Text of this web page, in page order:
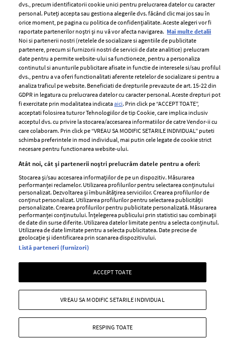
10 moduri simple prin care îți poți
detoxifia organismul în fiecare zi
HEALTH & DIET 22 iulie 2026
Probabil când te gândești la detoxifiere te gândești
automat la sucuri sau tot felul de diete, însă nu este
nevoie de măsuri atât de drastice pentru a-ți ajuta
organismul, așa că ți-am pregătit 10 metode pe care le
poți încerca.
+ MAI MULTE
MAI MULTE ARTICOLE
ABONEAZĂ-TE LA NEWSLETTER
dvs., precum identificatorii cookie unici pentru prelucrarea datelor cu caracter
personal. Puteți accepta sau gestiona alegerile dvs. făcând clic mai jos sau în
orice moment, pe pagina cu politica de confidențialitate. Aceste alegeri vor fi
raportate partenerilor noștri și nu vă vor afecta navigarea. Mai multe detalii
Noi si partenerii nostri (retelele de socializare si agentiile de publicitate
partenere, precum si furnizorii nostri de servicii de date analitice) prelucram
date pentru a permite website-ului sa functioneze, pentru a personaliza
continutul si anunturile publicitare afisate in functie de interesele si/sau profilul
dvs., pentru a va oferi functionalitati aferente retelelor de socializare si pentru a
analiza traficul pe website. Beneficiati de drepturile prevazute de art. 15-22 din
GDPR in legatura cu prelucrarea datelor cu caracter personal. Aceste drepturi pot
fi exercitate prin modalitatea indicataaici. Prin click pe “ACCEPT TOATE”,
acceptati folosirea tuturor Tehnologiilor de tip Cookie, care implica inclusiv
acceptul dvs. cu privire la stocarea/accesarea informatiilor de catre Vendor-ii cu
care colaboram. Prin click pe “VREAU SA MODIFIC SETARILE INDIVIDUAL” puteti
schimba preferintele in mod individual, mai putin cele legate de cookie strict
necesare pentru functionarea website-ului.
Atât noi, cât și partenerii noștri prelucrăm datele pentru a oferi:
Stocarea și/sau accesarea informațiilor de pe un dispozitiv. Măsurarea
performanței reclamelor. Utilizarea profilurilor pentru selectarea conținutului
personalizat. Dezvoltarea și îmbunătățirea serviciilor. Crearea profilurilor de
conținut personalizat. Utilizarea profilurilor pentru selectarea publicității
personalizate. Crearea profilurilor pentru publicitate personalizată. Măsurarea
performanței conținutului. Înțelegerea publicului prin statistici sau combinații
de date din surse diferite. Utilizarea datelor limitate pentru a selecta conținutul.
Utilizarea de date limitate pentru a selecta publicitatea. Date precise de
geolocație și identificarea prin scanarea dispozitivului.
Listă parteneri (furnizori)
ACCEPT TOATE
RESPING TOATE
VREAU SA MODIFIC SETARILE INDIVIDUAL